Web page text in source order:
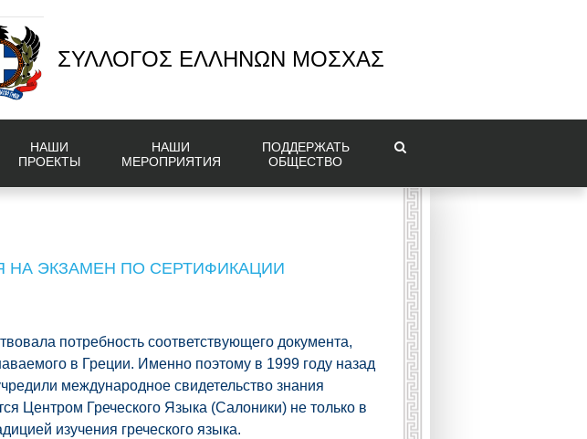
ΣΥΛΛΟΓΟΣ ΕΛΛΗΝΩΝ ΜΟΣΧΑΣ
НАШИ
ПРОЕКТЫ
НАШИ
МЕРОПРИЯТИЯ
ПОДДЕРЖАТЬ
ОБЩЕСТВО
НА ЭКЗАМЕН ПО СЕРТИФИКАЦИИ
потребность соответствующего документа,
в Греции. Именно поэтому в 1999 году назад
международное свидетельство знания
Центром Греческого Языка (Cалоники) не только в
изучения греческого языка.